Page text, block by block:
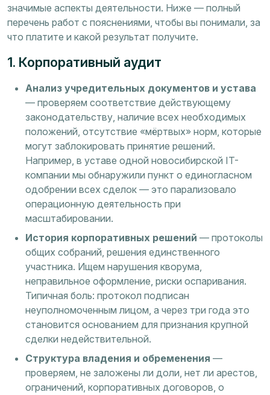
значимые аспекты деятельности. Ниже — полный
перечень работ с пояснениями, чтобы вы понимали, за
что платите и какой результат получите.
1. Корпоративный аудит
Анализ учредительных документов и устава
— проверяем соответствие действующему
законодательству, наличие всех необходимых
положений, отсутствие «мёртвых» норм, которые
могут заблокировать принятие решений.
Например, в уставе одной новосибирской IT-
компании мы обнаружили пункт о единогласном
одобрении всех сделок — это парализовало
операционную деятельность при
масштабировании.
История корпоративных решений — протоколы
общих собраний, решения единственного
участника. Ищем нарушения кворума,
неправильное оформление, риски оспаривания.
Типичная боль: протокол подписан
неуполномоченным лицом, а через три года это
становится основанием для признания крупной
сделки недействительной.
Структура владения и обременения —
проверяем, не заложены ли доли, нет ли арестов,
ограничений, корпоративных договоров, о